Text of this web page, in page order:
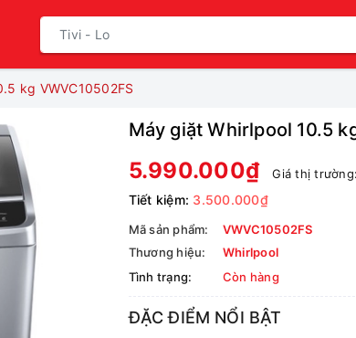
kg VWVC10502FS
Máy giặt Whirlpool 10.5
5.990.000₫ Giá thị
Tiết kiệm: 3.500.000₫
Mã sản phẩm:
VWVC10502FS
Thương hiệu:
Whirlpool
Tình trạng:
Còn hàng
ĐẶC ĐIỂM NỔI BẬT